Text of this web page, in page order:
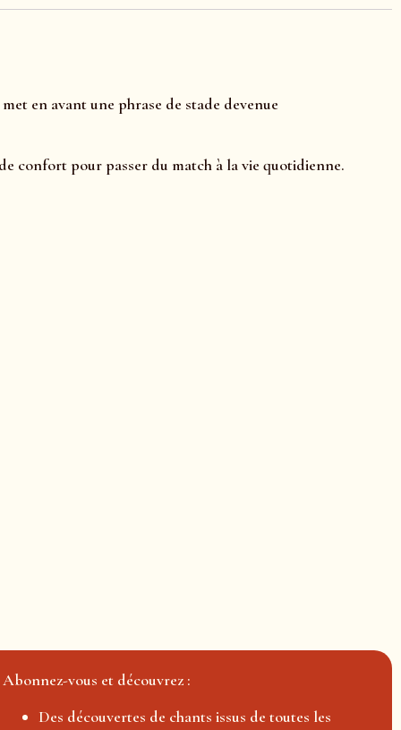
en avant une phrase de stade devenue
confort pour passer du match à la vie quotidienne.
Abonnez-vous et découvrez :
Des découvertes de chants issus de toutes les